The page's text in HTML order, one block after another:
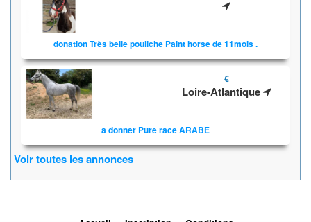
donation Très belle pouliche Paint horse de 11mois .
€
Loire-Atlantique
a donner Pure race ARABE
Voir toutes les annonces